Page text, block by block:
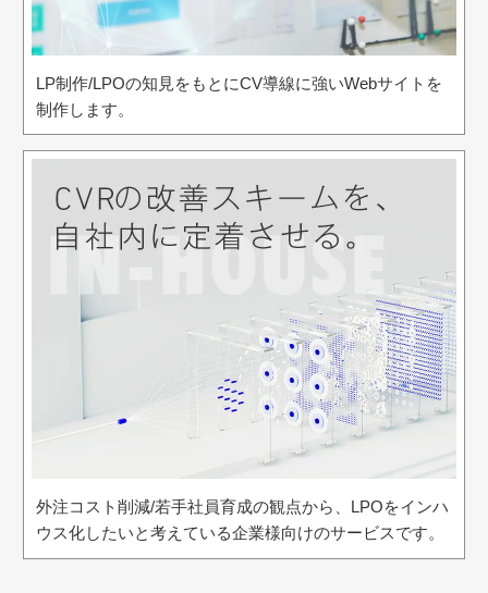
LP制作/LPOの知見をもとにCV導線に強いWebサイトを
制作します。
外注コスト削減/若手社員育成の観点から、LPOをインハ
ウス化したいと考えている企業様向けのサービスです。